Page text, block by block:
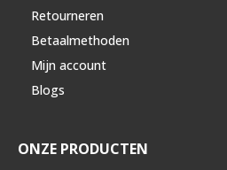
Retourneren
Betaalmethoden
Mijn account
Blogs
ONZE PRODUCTEN